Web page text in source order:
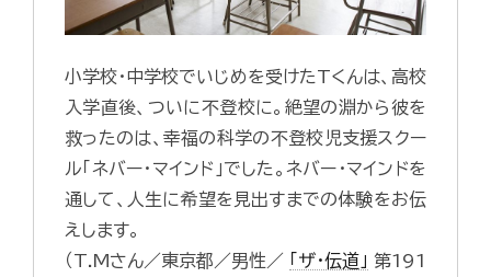
小学校・中学校でいじめを受けたTくんは、高校
入学直後、ついに不登校に。絶望の淵から彼を
救ったのは、幸福の科学の不登校児支援スクー
ル「ネバー・マインド」でした。ネバー・マインドを
通して、人生に希望を見出すまでの体験をお伝
えします。
（T.Mさん／東京都／男性／ 「ザ・伝道」 第191